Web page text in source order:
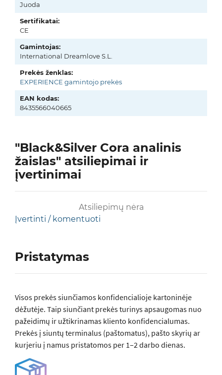
Juoda
Sertifikatai:
CE
Gamintojas:
International Dreamlove S.L.
Prekės ženklas:
EXPERIENCE gamintojo prekės
EAN kodas:
8435566040665
"Black&Silver Cora analinis
žaislas" atsiliepimai ir
įvertinimai
Atsiliepimų nėra
Įvertinti / komentuoti
Pristatymas
Visos prеkės siunčiamos konfidencialioje kartoninėje
dėžutėje. Taip siunčiant prekės turinys apsaugomas nuo
pažeidimų ir užtikrinamas kliento konfidencialumas.
Prekės į siuntų terminalus (paštomatus), pašto skyrių ar
kurjeriu į namus pristatomos per 1–2 darbo dienas.